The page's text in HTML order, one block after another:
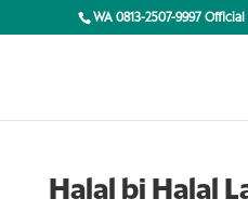
WA 0813-2507-9997 Official
Halal bi Halal